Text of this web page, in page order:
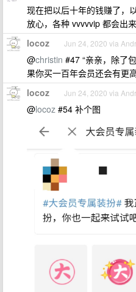
现在把以后十年的钱赚了，
放心，各种 vvvvvip 都会出
locoz Jun 24, 2020 via
@christin #47 “亲亲，除了
果你买一百年会员还会有更
locoz Jun 24, 2020 via
@locoz #54 补个图